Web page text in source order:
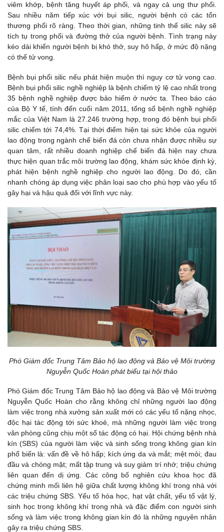
viêm khớp, bệnh tăng huyết áp phổi, và ngay cả ung thư phổi.
Sau nhiều năm tiếp xúc với bụi silic, người bệnh có các tổn
thương phổi rõ ràng. Theo thời gian, những tinh thể silic này sẽ
tích tụ trong phổi và đường thở của người bệnh. Tình trạng này
kéo dài khiến người bệnh bị khó thở, suy hô hấp, ở mức độ nặng
có thể tử vong.
Bệnh bụi phổi silic nếu phát hiện muộn thì nguy cơ tử vong cao.
Bệnh bụi phổi silic nghề nghiệp là bệnh chiếm tỷ lệ cao nhất trong
35 bệnh nghề nghiệp được bảo hiểm ở nước ta. Theo báo cáo
của Bộ Y tế, tính đến cuối năm 2011, tổng số bệnh nghề nghiệp
mắc của Việt Nam là 27.246 trường hợp, trong đó bệnh bụi phổi
silic chiếm tới 74,4%. Tại thời điểm hiện tại sức khỏe của người
lao động trong ngành chế biến đá còn chưa nhận được nhiều sự
quan tâm, rất nhiều doanh nghiệp chế biến đá hiện nay chưa
thực hiện quan trắc môi trường lao động, khám sức khỏe định kỳ,
phát hiện bệnh nghề nghiệp cho người lao động. Do đó, cần
nhanh chóng áp dụng việc phân loại sao cho phù hợp vào yếu tố
gây hại và hậu quả đối với lĩnh vực này.
Phó Giám đốc Trung Tâm Bảo hộ lao động và Bảo vệ Môi trường
Nguyễn Quốc Hoàn phát biểu tại hội thảo
Phó Giám đốc Trung Tâm Bảo hộ lao động và Bảo vệ Môi trường
Nguyễn Quốc Hoàn cho rằng không chỉ những người lao động
làm việc trong nhà xưởng sản xuất mới có các yếu tố nặng nhọc,
độc hại tác động tới sức khoẻ, mà những người làm việc trong
văn phòng cũng chịu một số tác động có hại. Hội chứng bệnh nhà
kín (SBS) của người làm việc và sinh sống trong không gian kín
phổ biến là: vấn đề về hô hấp; kích ứng da và mắt; mệt mỏi; đau
đầu và chóng mặt; mất tập trung và suy giảm trí nhớ; triệu chứng
liên quan đến dị ứng. Các công bố nghiên cứu khoa học đã
chứng minh mối liên hệ giữa chất lượng không khí trong nhà với
các triệu chứng SBS. Yếu tố hóa học, hạt vật chất, yếu tố vật lý,
sinh học trong không khí trong nhà và đặc điểm con người sinh
sống và làm việc trong không gian kín đó là những nguyên nhân
gây ra triệu chứng SBS.